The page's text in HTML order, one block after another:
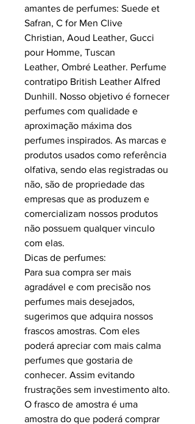
amantes de perfumes: Suede et
Safran, C for Men Clive
Christian, Aoud Leather, Gucci
pour Homme, Tuscan
Leather, Ombré Leather. Perfume
contratipo British Leather Alfred
Dunhill. Nosso objetivo é fornecer
perfumes com qualidade e
aproximação máxima dos
perfumes inspirados. As marcas e
produtos usados como referência
olfativa, sendo elas registradas ou
não, são de propriedade das
empresas que as produzem e
comercializam nossos produtos
não possuem qualquer vinculo
com elas.
Dicas de perfumes:
Para sua compra ser mais
agradável e com precisão nos
perfumes mais desejados,
sugerimos que adquira nossos
frascos amostras. Com eles
poderá apreciar com mais calma
perfumes que gostaria de
conhecer. Assim evitando
frustrações sem investimento alto.
O frasco de amostra é uma
amostra do que poderá comprar